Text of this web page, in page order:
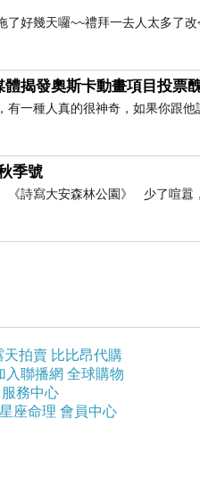
了好幾天囉~~禮拜一去人太多了
體揭發奧斯卡動畫項目投票
有一種人真的很神奇，如果你跟
季號
《詩寫大安森林公園》 少了喧囂
天拍賣 比比昂代購
入聯播網 全球購物
服務中心
星座命理 會員中心